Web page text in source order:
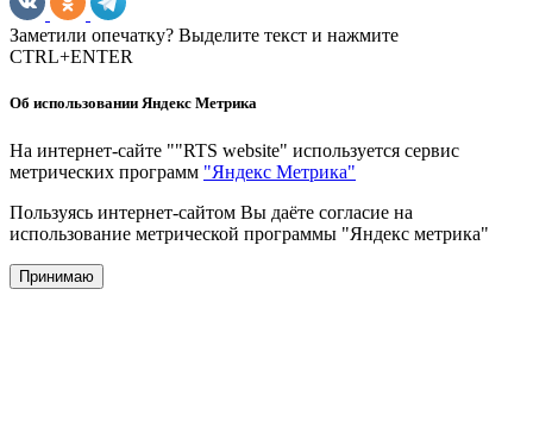
Заметили опечатку? Выделите текст и нажмите
CTRL+ENTER
Об использовании Яндекс Метрика
На интернет-сайте ""RTS website" используется сервис
метрических программ "Яндекс Метрика"
Пользуясь интернет-сайтом Вы даёте согласие на
использование метрической программы "Яндекс метрика"
Принимаю